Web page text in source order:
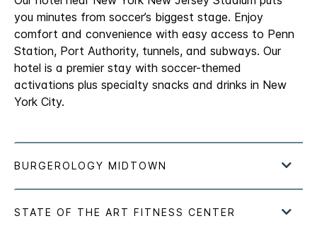
you minutes from soccer’s biggest stage. Enjoy
comfort and convenience with easy access to Penn
Station, Port Authority, tunnels, and subways. Our
hotel is a premier stay with soccer-themed
activations plus specialty snacks and drinks in New
York City.